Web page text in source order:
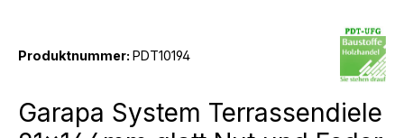
Produktnummer: PDT10194
Garapa System Terrassendiele